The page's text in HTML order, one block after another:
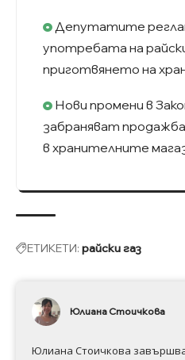
Депутатите
употребата на
приготвянето на
Нови промени в
забраняват
в хранителните
ЕТИКЕТИ: райски газ
Юлиана Стоичкова
Юлиана Стоичкова